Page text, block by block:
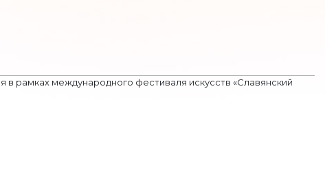
в рамках международного фестиваля искусств «Славянский